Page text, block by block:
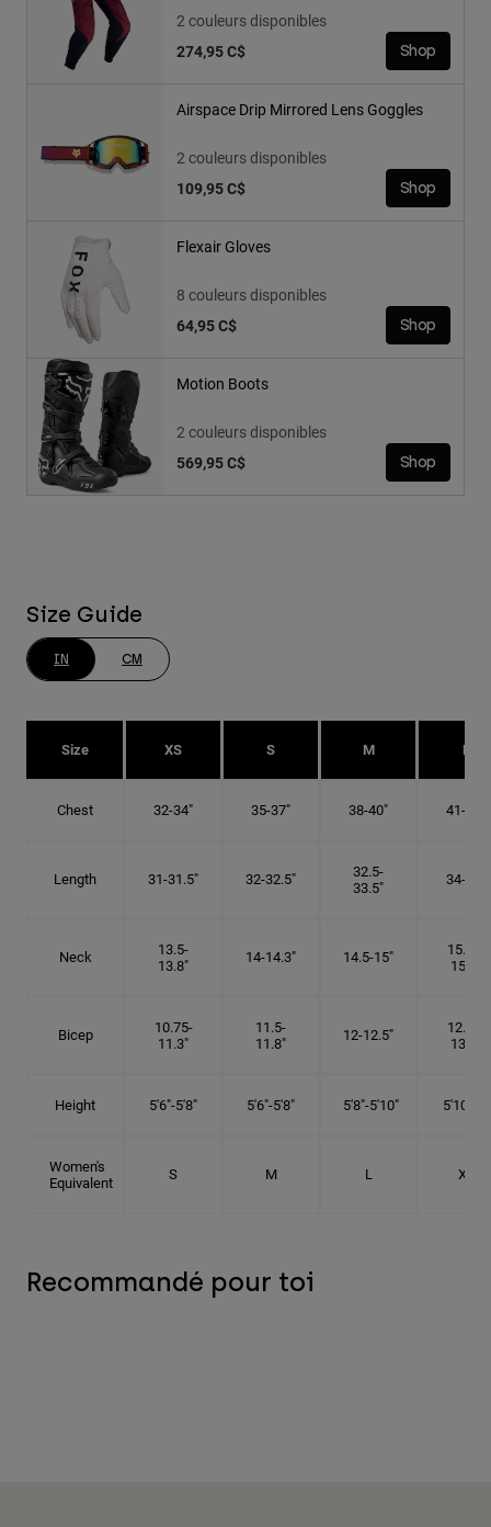
2 couleurs disponibles
274,95 C$
Shop
Airspace Drip Mirrored Lens Goggles
2 couleurs disponibles
109,95 C$
Shop
Flexair Gloves
8 couleurs disponibles
64,95 C$
Shop
Motion Boots
2 couleurs disponibles
569,95 C$
Shop
Size Guide
IN CM
Size XS S M L
Chest 32-34" 35-37" 38-40" 41-43"
Length 31-31.5" 32-32.5"
32.5-
33.5"
34-35"
Neck
13.5-
13.8"
14-14.3" 14.5-15"
15.25-
15.5"
Bicep
10.75-
11.3"
11.5-
11.8"
12-12.5"
12.75-
13.3"
Height 5'6"-5'8" 5'6"-5'8" 5'8"-5'10" 5'10"- 6'
Women's
Equivalent
S M L XL
Recommandé pour toi